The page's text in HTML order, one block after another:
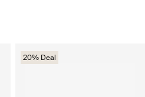
20% Deal